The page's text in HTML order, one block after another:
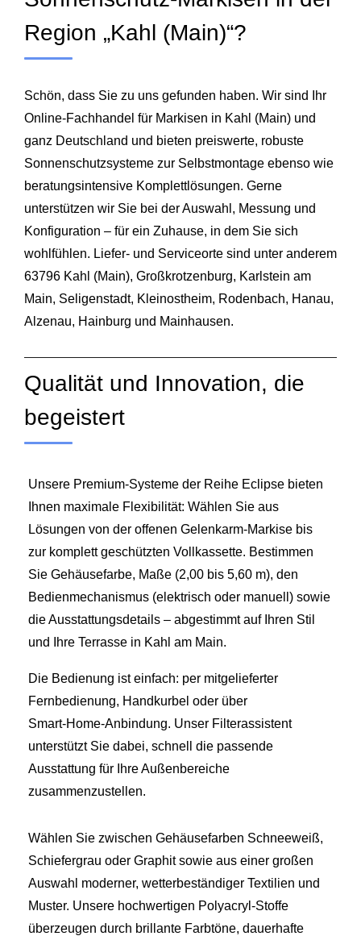
Region „Kahl (Main)“?
Schön, dass Sie zu uns gefunden haben. Wir sind Ihr
Online‑Fachhandel für Markisen in Kahl (Main) und
ganz Deutschland und bieten preiswerte, robuste
Sonnenschutzsysteme zur Selbstmontage ebenso wie
beratungsintensive Komplettlösungen. Gerne
unterstützen wir Sie bei der Auswahl, Messung und
Konfiguration – für ein Zuhause, in dem Sie sich
wohlfühlen. Liefer- und Serviceorte sind unter anderem
63796 Kahl (Main), Großkrotzenburg, Karlstein am
Main, Seligenstadt, Kleinostheim, Rodenbach, Hanau,
Alzenau, Hainburg und Mainhausen.
Qualität und Innovation, die
begeistert
Unsere Premium‑Systeme der Reihe Eclipse bieten
Ihnen maximale Flexibilität: Wählen Sie aus
Lösungen von der offenen Gelenkarm‑Markise bis
zur komplett geschützten Vollkassette. Bestimmen
Sie Gehäusefarbe, Maße (2,00 bis 5,60 m), den
Bedienmechanismus (elektrisch oder manuell) sowie
die Ausstattungsdetails – abgestimmt auf Ihren Stil
und Ihre Terrasse in Kahl am Main.
Die Bedienung ist einfach: per mitgelieferter
Fernbedienung, Handkurbel oder über
Smart‑Home‑Anbindung. Unser Filterassistent
unterstützt Sie dabei, schnell die passende
Ausstattung für Ihre Außenbereiche
zusammenzustellen.
Wählen Sie zwischen Gehäusefarben Schneeweiß,
Schiefergrau oder Graphit sowie aus einer großen
Auswahl moderner, wetterbeständiger Textilien und
Muster. Unsere hochwertigen Polyacryl‑Stoffe
überzeugen durch brillante Farbtöne, dauerhafte